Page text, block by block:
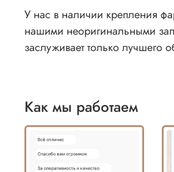
У нас в наличии крепления
нашими неоригинальными
заслуживает только лучшего
Как мы работаем